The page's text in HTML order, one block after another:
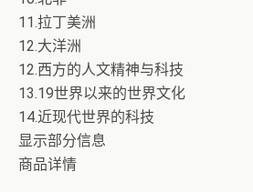
11.拉丁美洲
12.大洋洲
12.西方的人文精神与科技
13.19世界以来的世界文化
14.近现代世界的科技
显示部分信息
商品详情